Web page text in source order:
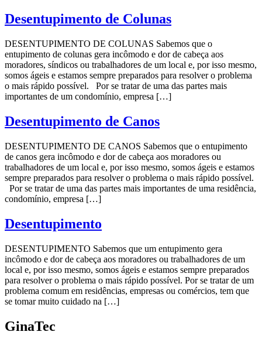
Desentupimento de Colunas
DESENTUPIMENTO DE COLUNAS Sabemos que o
entupimento de colunas gera incômodo e dor de cabeça aos
moradores, síndicos ou trabalhadores de um local e, por isso mesmo,
somos ágeis e estamos sempre preparados para resolver o problema
o mais rápido possível. Por se tratar de uma das partes mais
importantes de um condomínio, empresa […]
Desentupimento de Canos
DESENTUPIMENTO DE CANOS Sabemos que o entupimento
de canos gera incômodo e dor de cabeça aos moradores ou
trabalhadores de um local e, por isso mesmo, somos ágeis e estamos
sempre preparados para resolver o problema o mais rápido possível.
Por se tratar de uma das partes mais importantes de uma residência,
condomínio, empresa […]
Desentupimento
DESENTUPIMENTO Sabemos que um entupimento gera
incômodo e dor de cabeça aos moradores ou trabalhadores de um
local e, por isso mesmo, somos ágeis e estamos sempre preparados
para resolver o problema o mais rápido possível. Por se tratar de um
problema comum em residências, empresas ou comércios, tem que
se tomar muito cuidado na […]
GinaTec